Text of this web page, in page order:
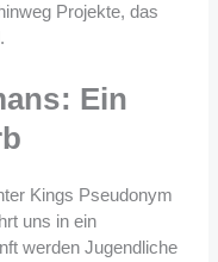
Projekte, das
Ein
Kings Pseudonym
uns in ein
werden Jugendliche